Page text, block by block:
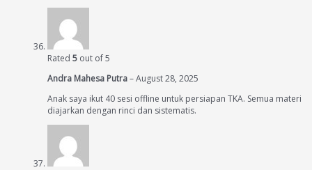
Rated 5 out of 5
Andra Mahesa Putra–August 28, 2025
Anak saya ikut 40 sesi offline untuk persiapan TKA. Semua materi
diajarkan dengan rinci dan sistematis.